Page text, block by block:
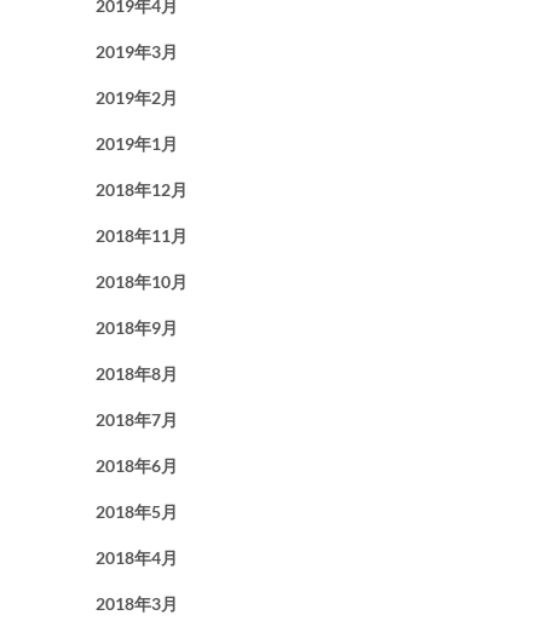
2019年4月
2019年3月
2019年2月
2019年1月
2018年12月
2018年11月
2018年10月
2018年9月
2018年8月
2018年7月
2018年6月
2018年5月
2018年4月
2018年3月